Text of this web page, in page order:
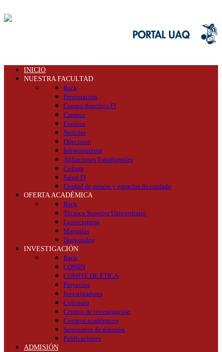
INICIO
NUESTRA FACULTAD
Back
Presentación
Cuerpo directivo FI
Campus
Eventos
Noticias
Directorio
Infraestructura
Afiliaciones Estudiantiles
Cultura
Salud FI
Unidad de género y espacios de cuidado
OFERTA ACADÉMICA
Back
Técnico Superior Universitario
Licenciaturas
Maestrías
Doctorados
INVESTIGACIÓN
Back
CONIIN
COMITÉ DE ÉTICA
Proyectos
Investigadores
Coloquio
Centros de investigación
Cuerpos académicos
Seminarios de difusión
Publicaciones
ADMISIÓN